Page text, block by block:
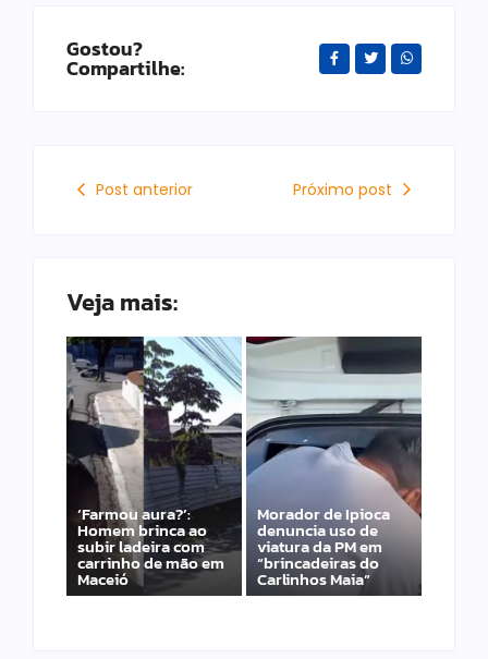
Gostou?
Compartilhe:
Post anterior Próximo post
Veja mais:
‘Farmou aura?’:
Homem brinca ao
subir ladeira com
carrinho de mão em
Maceió
Morador de Ipioca
denuncia uso de
viatura da PM em
“brincadeiras do
Carlinhos Maia”